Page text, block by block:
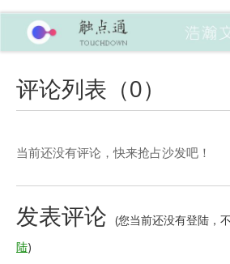
评论列表（0）
当前还没有评论，快来抢占沙发吧！
发表评论 (您当前还没有登陆，
陆)